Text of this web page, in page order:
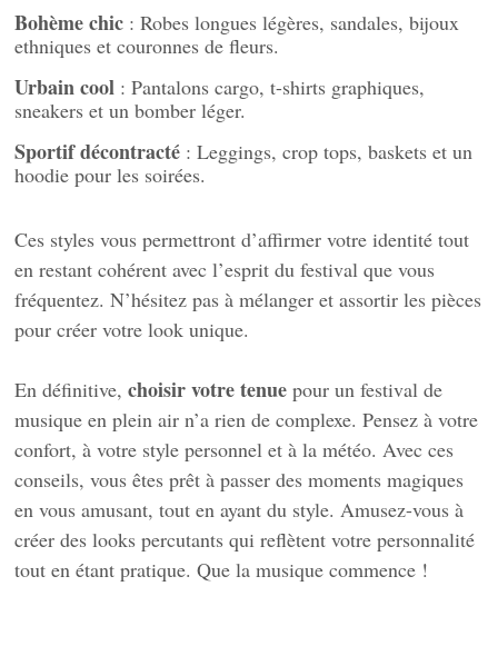
Bohème chic : Robes longues légères, sandales, bijoux
ethniques et couronnes de fleurs.
Urbain cool : Pantalons cargo, t-shirts graphiques,
sneakers et un bomber léger.
Sportif décontracté : Leggings, crop tops, baskets et un
hoodie pour les soirées.
Ces styles vous permettront d’affirmer votre identité tout
en restant cohérent avec l’esprit du festival que vous
fréquentez. N’hésitez pas à mélanger et assortir les pièces
pour créer votre look unique.
En définitive,choisir votre tenue pour un festival de
musique en plein air n’a rien de complexe. Pensez à votre
confort, à votre style personnel et à la météo. Avec ces
conseils, vous êtes prêt à passer des moments magiques
en vous amusant, tout en ayant du style. Amusez-vous à
créer des looks percutants qui reflètent votre personnalité
tout en étant pratique. Que la musique commence !